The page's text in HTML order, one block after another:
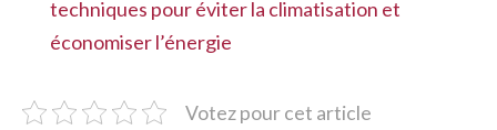
techniques pour éviter la climatisation et
économiser l’énergie
Votez pour cet article